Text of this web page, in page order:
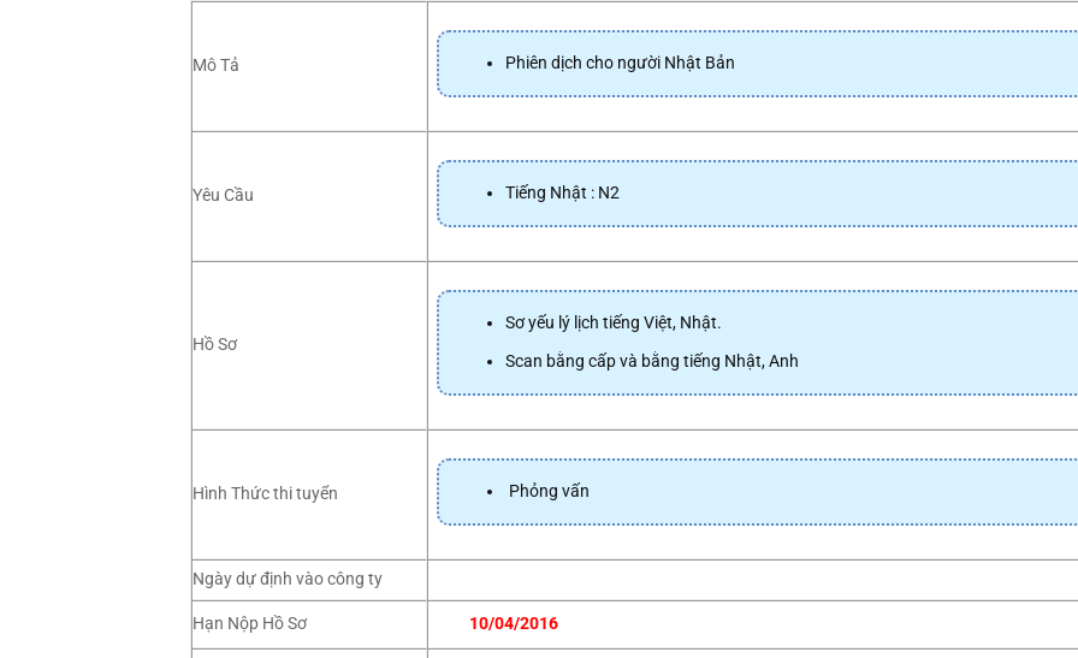
Mô Tả Phiên dịch cho người Nhật Bản
Yêu Cầu Tiếng Nhật : N2
Hồ Sơ
Sơ yếu lý lịch tiếng Việt, Nhật.
Scan bằng cấp và bằng tiếng Nhật, Anh
Hình Thức thi tuyển Phỏng vấn
Ngày dự định vào công ty
Hạn Nộp Hồ Sơ 10/04/2016